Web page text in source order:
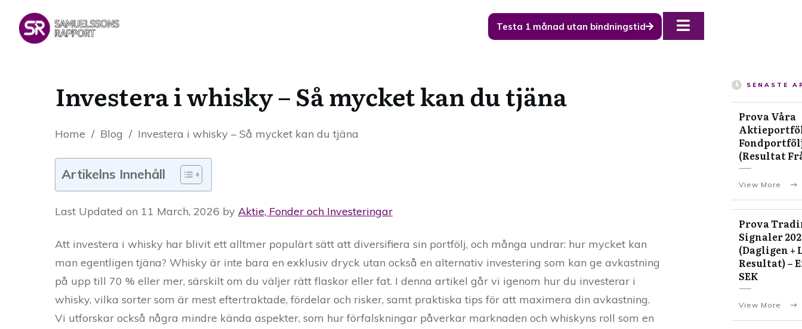
Testa 1 månad utan bindningstid
Investera i whisky – Så mycket kan du tjäna
Home / Blog / Investera i whisky – Så mycket kan du tjäna
Artikelns Innehåll
Last Updated on 11 March, 2026 by Aktie, Fonder och Investeringar
Att investera i whisky har blivit ett alltmer populärt sätt att diversifiera sin portfölj, och många undrar: hur mycket kan
man egentligen tjäna? Whisky är inte bara en exklusiv dryck utan också en alternativ investering som kan ge avkastning
på upp till 70 % eller mer, särskilt om du väljer rätt flaskor eller fat. I denna artikel går vi igenom hur du investerar i
whisky, vilka sorter som är mest eftertraktade, fördelar och risker, samt praktiska tips för att maximera din avkastning.
Vi utforskar också några mindre kända aspekter, som hur förfalskningar påverkar marknaden och whiskyns roll som en
SENASTE
Prova Våra
(Resultat
View More
Prova
Signaler
(Dagligen +
Resultat) –
SEK
View More